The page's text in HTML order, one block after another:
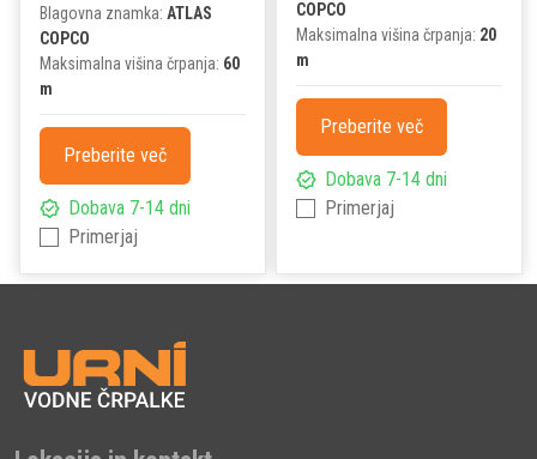
Blagovna znamka: ATLAS
COPCO
Maksimalna višina črpanja: 60
m
Preberite več
Dobava 7-14 dni
Primerjaj
COPCO
Maksimalna višina črpanja: 20
m
Preberite več
Dobava 7-14 dni
Primerjaj